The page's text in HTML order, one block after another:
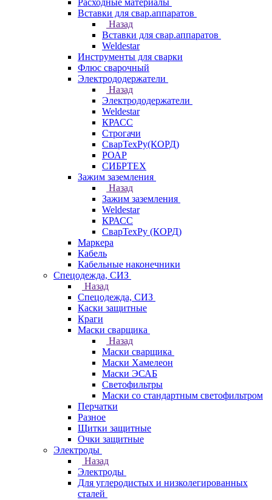
Расходные материалы
Вставки для свар.аппаратов
Назад
Вставки для свар.аппаратов
Weldestar
Инструменты для сварки
Флюс сварочный
Электрододержатели
Назад
Электрододержатели
Weldestar
КРАСС
Строгачи
СварТехРу(КОРД)
РОАР
СИБРТЕХ
Зажим заземления
Назад
Зажим заземления
Weldestar
КРАСС
СварТехРу (КОРД)
Маркера
Кабель
Кабельные наконечники
Спецодежда, СИЗ
Назад
Спецодежда, СИЗ
Каски защитные
Краги
Маски сварщика
Назад
Маски сварщика
Маски Хамелеон
Маски ЭСАБ
Светофильтры
Маски со стандартным светофильтром
Перчатки
Разное
Щитки защитные
Очки защитные
Электроды
Назад
Электроды
Для углеродистых и низколегированных
сталей